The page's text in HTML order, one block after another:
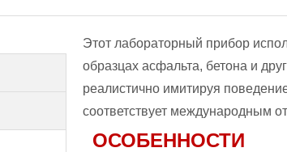
Этот лабораторный прибор
образцах асфальта, бетона и
реалистично имитируя
соответствует международным
ОСОБЕННОСТИ